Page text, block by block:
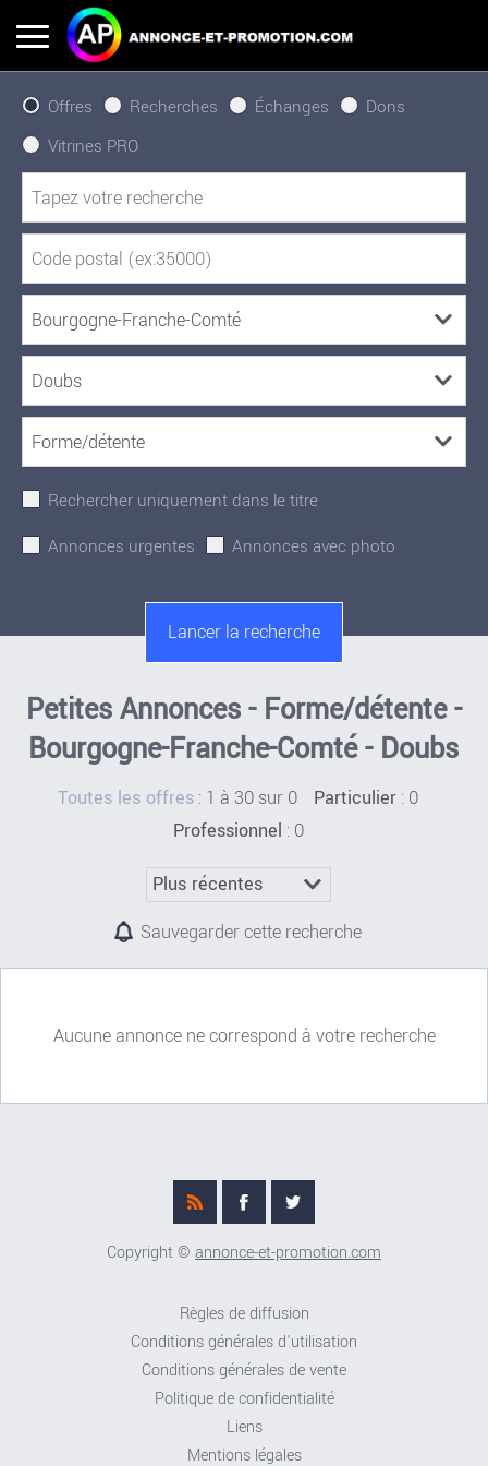
Offres Recherches Échanges
Dons
Vitrines PRO
Rechercher uniquement dans le titre
Annonces urgentes
Annonces avec photo
Petites Annonces - Forme/détente -
Bourgogne-Franche-Comté - Doubs
Toutes les offres : 1 à 30 sur 0 Particulier : 0
Professionnel : 0
Sauvegarder cette recherche
Aucune annonce ne correspond à votre recherche
Copyright © annonce-et-promotion.com
Règles de diffusion
Conditions générales d'utilisation
Conditions générales de vente
Politique de confidentialité
Liens
Mentions légales